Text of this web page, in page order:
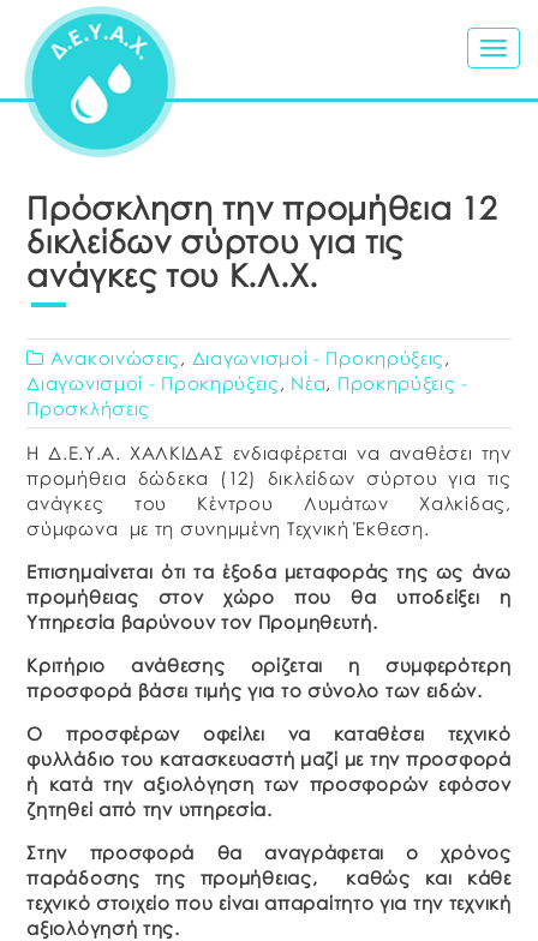
Πρόσκληση την προμήθεια 12
δικλείδων σύρτου για τις
ανάγκες του Κ.Λ.Χ.
Ανακοινώσεις , Διαγωνισμοί - Προκηρύξεις ,
Διαγωνισμοί - Προκηρύξεις , Νέα, Προκηρύξεις -
Προσκλήσεις
Η Δ.Ε.Υ.Α. ΧΑΛΚΙΔΑΣ ενδιαφέρεται να αναθέσει την
προμήθεια δώδεκα (12) δικλείδων σύρτου για τις
ανάγκες του Κέντρου Λυμάτων Χαλκίδας,
σύμφωνα με τη συνημμένη Τεχνική Έκθεση.
Επισημαίνεται ότι τα έξοδα μεταφοράς της ως άνω
προμήθειας στον χώρο που θα υποδείξει η
Υπηρεσία βαρύνουν τον Προμηθευτή.
Κριτήριο ανάθεσης ορίζεται η συμφερότερη
προσφορά βάσει τιμής για το σύνολο των ειδών.
Ο προσφέρων οφείλει να καταθέσει τεχνικό
φυλλάδιο του κατασκευαστή μαζί με την προσφορά
ή κατά την αξιολόγηση των προσφορών εφόσον
ζητηθεί από την υπηρεσία.
Στην προσφορά θα αναγράφεται ο χρόνος
παράδοσης της προμήθειας, καθώς και κάθε
τεχνικό στοιχείο που είναι απαραίτητο για την τεχνική
αξιολόγησή της.